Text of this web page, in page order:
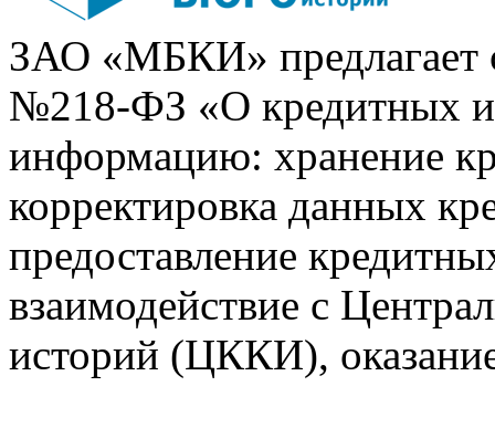
ЗАО «МБКИ» предлагает
№218-ФЗ «О кредитных
информацию: хранение
корректировка данных
предоставление
взаимодействие с
историй (ЦККИ),